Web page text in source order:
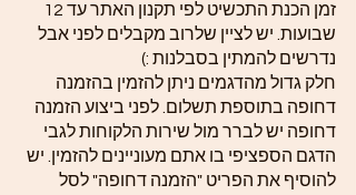
זמן הכנת התכשיט לפי תקנון האתר עד 12
שבועות. יש לציין שלרוב מקבלים לפני אבל
נדרשים להמתין בסבלנות :)
חלק גדול מהדגמים ניתן להזמין בהזמנה
דחופה בתוספת תשלום. לפני ביצוע הזמנה
דחופה יש לברר מול שירות הלקוחות לגבי
הדגם הספציפי בו אתם מעוניינים להזמין. יש
להוסיף את הפריט "הזמנה דחופה" לסל